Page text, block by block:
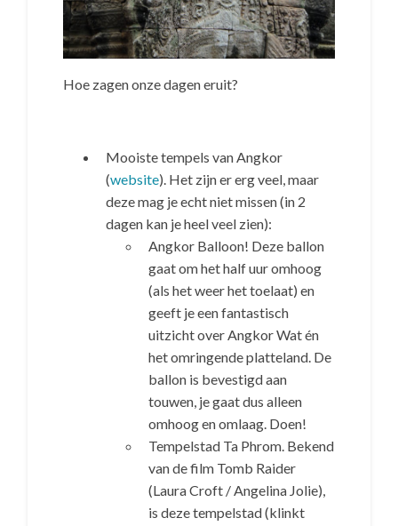
Hoe zagen onze dagen eruit?
Mooiste tempels van Angkor
(website). Het zijn er erg veel, maar
deze mag je echt niet missen (in 2
dagen kan je heel veel zien):
Angkor Balloon! Deze ballon
gaat om het half uur omhoog
(als het weer het toelaat) en
geeft je een fantastisch
uitzicht over Angkor Wat én
het omringende platteland. De
ballon is bevestigd aan
touwen, je gaat dus alleen
omhoog en omlaag. Doen!
Tempelstad Ta Phrom. Bekend
van de film Tomb Raider
(Laura Croft / Angelina Jolie),
is deze tempelstad (klinkt